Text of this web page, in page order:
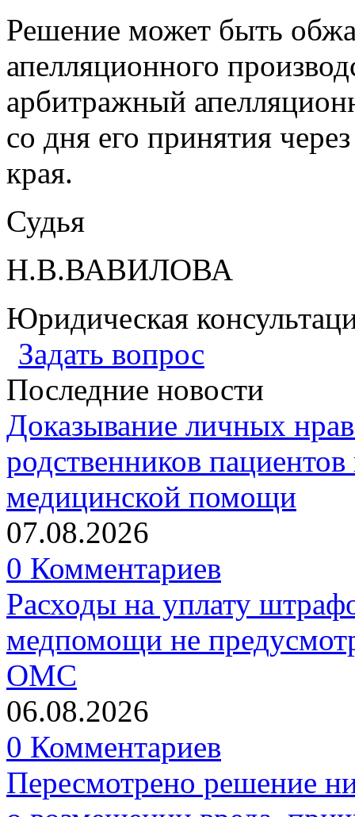
Решение может быть
апелляционного
арбитражный
со дня его принятия
края.
Судья
Н.В.ВАВИЛОВА
Юридическая
Задать вопрос
Последние новости
Доказывание личных
родственников
медицинской помощи
07.08.2026
0 Комментариев
Расходы на уплату
медпомощи не
ОМС
06.08.2026
0 Комментариев
Пересмотрено решение